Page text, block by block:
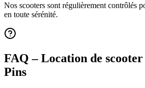
Nos scooters sont régulièrement contrôlés
en toute sérénité.
FAQ – Location de
Pins